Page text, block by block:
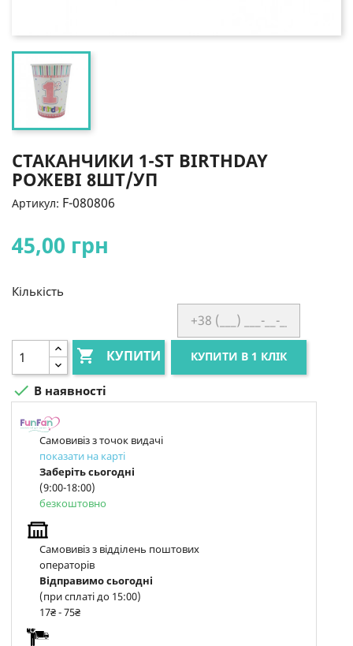
СТАКАНЧИКИ 1-ST BIRTHDAY
РОЖЕВІ 8ШТ/УП
Артикул: F-080806
45,00 грн
Кількість
 КУПИТИ КУПИТИ В 1 КЛІК
 В наявності
Самовивіз з точок видачі
показати на карті
Заберіть сьогодні
(9:00-18:00)
безкоштовно
Самовивіз з відділень поштових
операторів
Відправимо сьогодні
(при сплаті до 15:00)
17₴ - 75₴